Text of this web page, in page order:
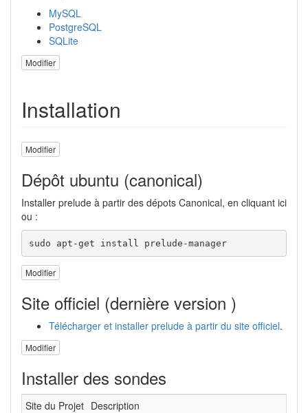
MySQL
PostgreSQL
SQLite
Modifier
Installation
Modifier
Dépôt ubuntu (canonical)
Installer prelude à partir des dépots Canonical, en cliquant ici
ou :
sudo apt-get install prelude-manager
Modifier
Site officiel (dernière version )
Télécharger et installer prelude à partir du site officiel.
Modifier
Installer des sondes
Site du Projet Description